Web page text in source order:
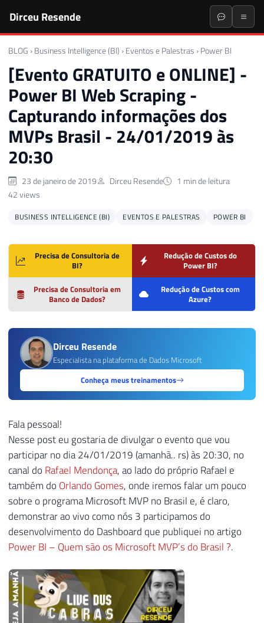
Dirceu Resende
BLOG › Business Intelligence (BI) › Eventos e Palestras › Power BI
[Evento GRATUITO e ONLINE] -
Power BI Web Scraping -
Capturando informações dos
MVPs Brasil - 24/01/2019 às
20:30
23 de janeiro de 2019 Dirceu Resende
1 min de leitura
42 views
BUSINESS INTELLIGENCE (BI) EVENTOS E PALESTRAS POWER BI
Precisa de Consultoria de
BI?
Redução de Custos do
Power BI?
Precisa de Consultoria em
Banco de Dados?
Redução de Custos com
Azure?
Dirceu Resende
Especialista na plataforma de Dados Microsoft
Conheça meus treinamentos
Fala pessoal!
Nesse post eu gostaria de divulgar o evento que vou
participar no dia 24/01/2019 (amanhã.. rs) às 20:30, no
canal do Rafael Mendonça, ao lado do próprio Rafael e
também do Orlando Gomes, onde iremos falar um pouco
sobre o programa Microsoft MVP no Brasil e, é claro,
demonstrar ao vivo como nós 3 participamos do
desenvolvimento do Dashboard que publiquei no artigo
Power BI – Quem são os Microsoft MVP’s do Brasil ?.